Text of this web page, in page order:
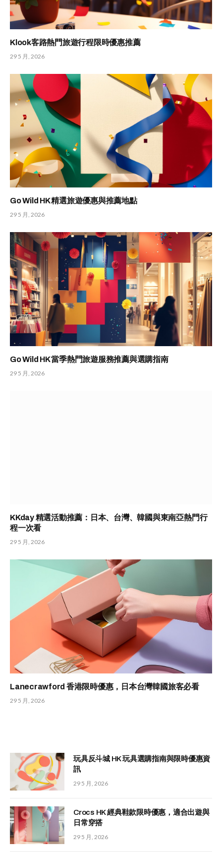
Klook客路熱門旅遊行程限時優惠推薦
29 5 月, 2026
Go Wild HK 精選旅遊優惠與推薦地點
29 5 月, 2026
Go Wild HK 當季熱門旅遊服務推薦與選購指南
29 5 月, 2026
KKday 精選活動推薦：日本、台灣、韓國與東南亞熱門行
程一次看
29 5 月, 2026
Lanecrawford 香港限時優惠，日本台灣韓國旅客必看
29 5 月, 2026
玩具反斗城 HK 玩具選購指南與限時優惠資
訊
29 5 月, 2026
Crocs HK 經典鞋款限時優惠，適合出遊與
日常穿搭
29 5 月, 2026